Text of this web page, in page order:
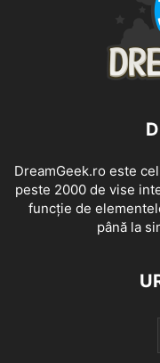
DreamGeek.ro este
peste 2000 de vise
funcție de
până la